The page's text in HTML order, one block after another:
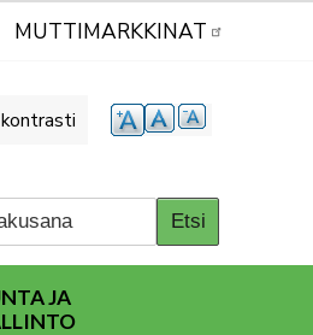
MUTTIMARKKINAT
JA